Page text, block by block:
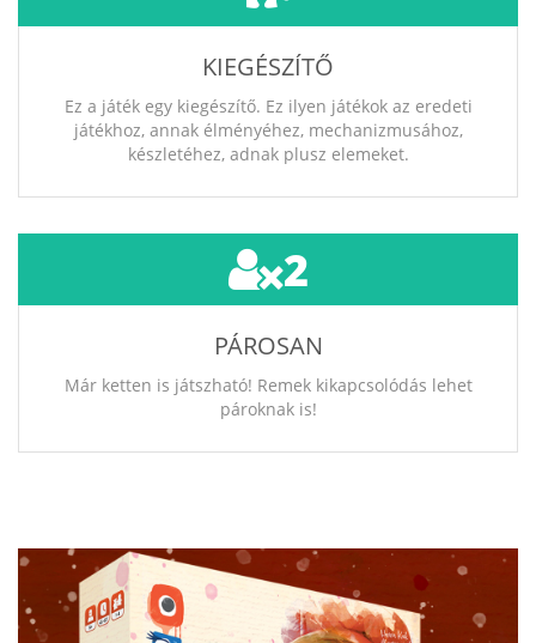
KIEGÉSZÍTŐ
Ez a játék egy kiegészítő. Ez ilyen játékok az eredeti
játékhoz, annak élményéhez, mechanizmusához,
készletéhez, adnak plusz elemeket.
2
PÁROSAN
Már ketten is játszható! Remek kikapcsolódás lehet
pároknak is!